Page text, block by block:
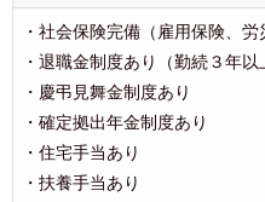
・社会保険完備（雇用保険、
・退職金制度あり（勤続３年以
・慶弔見舞金制度あり
・確定拠出年金制度あり
・住宅手当あり
・扶養手当あり